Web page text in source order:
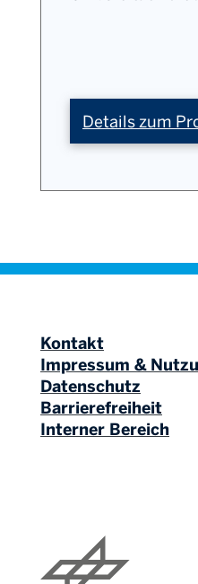
Details zum
Kontakt
Impressum &
Datenschutz
Barrierefreiheit
Interner Bereich